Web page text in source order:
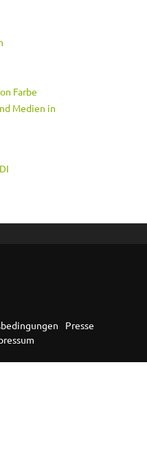
Farbe
Medien in
Presse